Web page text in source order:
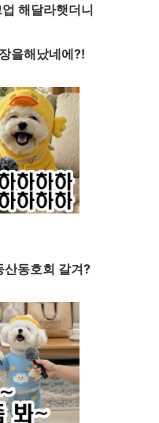
해달라햇더니
을해났네에?!
산동호회 갈겨?